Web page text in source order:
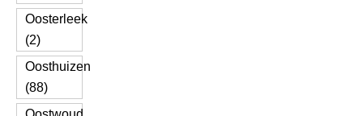
Oosterleek
(2)
Oosthuizen
(88)